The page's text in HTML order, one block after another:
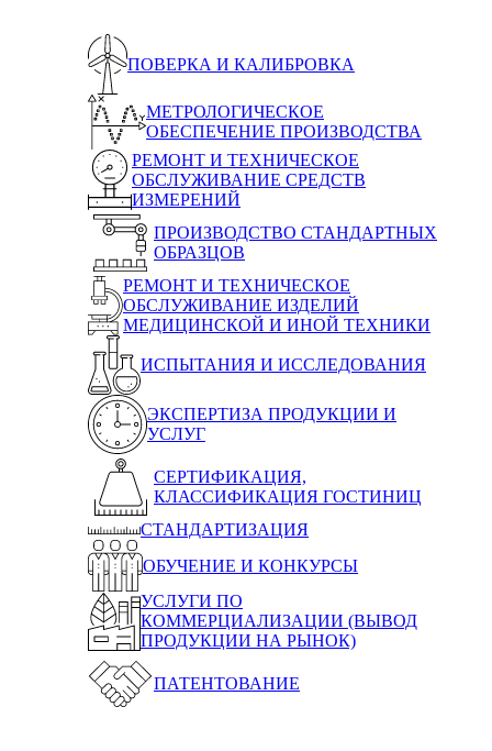
ПОВЕРКА И КАЛИБРОВКА
МЕТРОЛОГИЧЕСКОЕ
ОБЕСПЕЧЕНИЕ ПРОИЗВОДСТВА
РЕМОНТ И ТЕХНИЧЕСКОЕ
ОБСЛУЖИВАНИЕ СРЕДСТВ
ИЗМЕРЕНИЙ
ПРОИЗВОДСТВО СТАНДАРТНЫХ
ОБРАЗЦОВ
РЕМОНТ И ТЕХНИЧЕСКОЕ
ОБСЛУЖИВАНИЕ ИЗДЕЛИЙ
МЕДИЦИНСКОЙ И ИНОЙ ТЕХНИКИ
ИСПЫТАНИЯ И ИССЛЕДОВАНИЯ
ЭКСПЕРТИЗА ПРОДУКЦИИ И
УСЛУГ
СЕРТИФИКАЦИЯ,
КЛАССИФИКАЦИЯ ГОСТИНИЦ
СТАНДАРТИЗАЦИЯ
ОБУЧЕНИЕ И КОНКУРСЫ
УСЛУГИ ПО
КОММЕРЦИАЛИЗАЦИИ (ВЫВОД
ПРОДУКЦИИ НА РЫНОК)
ПАТЕНТОВАНИЕ